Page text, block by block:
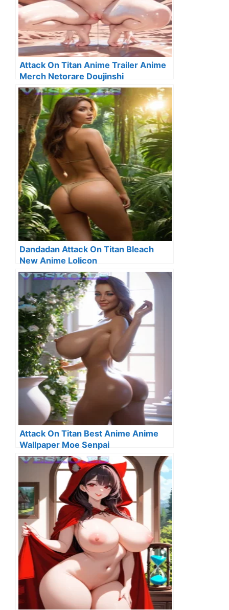
Attack On Titan Anime Trailer Anime
Merch Netorare Doujinshi
Dandadan Attack On Titan Bleach
New Anime Lolicon
Attack On Titan Best Anime Anime
Wallpaper Moe Senpai